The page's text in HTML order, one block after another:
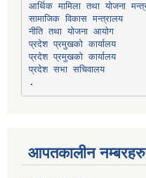
सामाजिक विकास मन्त्रालय
नीति तथा योजना आयोग
प्रदेश प्रमुखको कार्यालय
प्रदेश प्रमुखको कार्यालय
प्रदेश सभा सचिवालय
आपतकालीन नम्बरहरु